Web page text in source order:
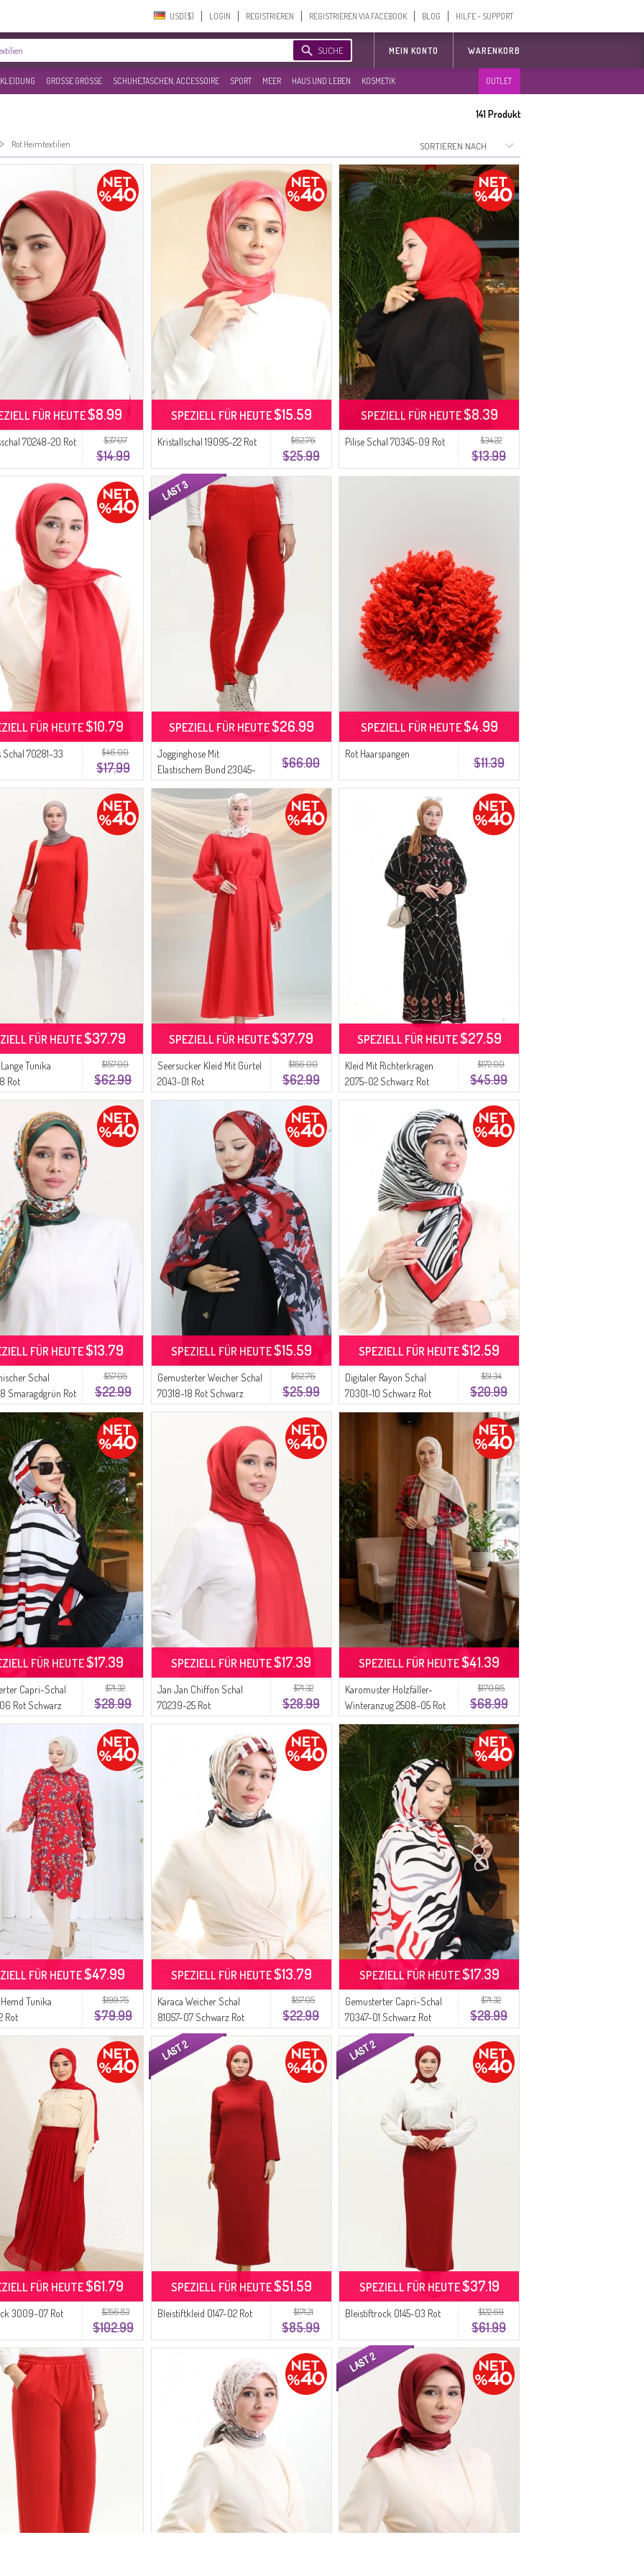
USD($)‎ LOGIN REGISTRIEREN REGISTRIEREN VIA FACEBOOK BLOG HILFE - SUPPORT
SUCHE MEIN KONTO WARENKORB
GROSSE GRÖSSE SCHUHE,TASCHEN, ACCESSOIRE SPORT MEER HAUS UND LEBEN KOSMETIK OUTLET
141Produkt
> Rot Heimtextilien
$37.07
$14.99
70248-20 Rot
FÜR HEUTE$8.99
$62.76
$25.99
Kristallschal 19095-22 Rot
SPEZIELL FÜR HEUTE$15.59
$34.22
$13.99
Pilise Schal 70345-09 Rot
SPEZIELL FÜR HEUTE$8.39
$46.00
$17.99
Schal 70281-33
FÜR HEUTE$10.79
$66.00
Jogginghose Mit
Elastischem Bund 23045-
04 Rot
SPEZIELL FÜR HEUTE$26.99
$11.39
Rot Haarspangen
SPEZIELL FÜR HEUTE$4.99
$157.00
$62.99
Tunika
Rot
FÜR HEUTE$37.79
$186.00
$62.99
Seersucker Kleid Mit Gürtel
2043-01 Rot
SPEZIELL FÜR HEUTE$37.79
$172.00
$45.99
Kleid Mit Richterkragen
2075-02 Schwarz Rot
SPEZIELL FÜR HEUTE$27.59
$57.05
$22.99
Schal
Smaragdgrün Rot
FÜR HEUTE$13.79
$62.76
$25.99
Gemusterter Weicher Schal
70318-18 Rot Schwarz
SPEZIELL FÜR HEUTE$15.59
$51.34
$20.99
Digitaler Rayon Schal
70301-10 Schwarz Rot
SPEZIELL FÜR HEUTE$12.59
$71.32
$28.99
Capri-Schal
Rot Schwarz
FÜR HEUTE$17.39
$71.32
$28.99
Jan Jan Chiffon Schal
70239-25 Rot
SPEZIELL FÜR HEUTE$17.39
$170.95
$68.99
Karomuster Holzfäller-
Winteranzug 2508-05 Rot
SPEZIELL FÜR HEUTE$41.39
$199.75
$79.99
Tunika
Rot
FÜR HEUTE$47.99
$57.05
$22.99
Karaca Weicher Schal
81057-07 Schwarz Rot
SPEZIELL FÜR HEUTE$13.79
$71.32
$28.99
Gemusterter Capri-Schal
70347-01 Schwarz Rot
SPEZIELL FÜR HEUTE$17.39
$256.83
$102.99
3009-07 Rot
FÜR HEUTE$61.79
$171.21
$85.99
Bleistiftkleid 0147-02 Rot
SPEZIELL FÜR HEUTE$51.59
$122.69
$61.99
Bleistiftrock 0145-03 Rot
SPEZIELL FÜR HEUTE$37.19